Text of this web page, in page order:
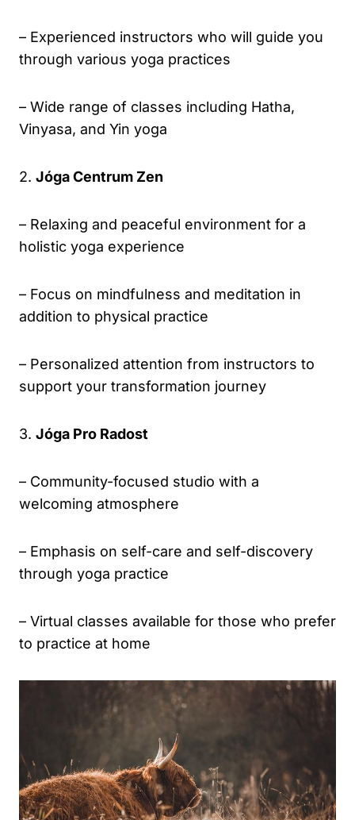
– Experienced instructors who will guide you
through various yoga practices
– Wide range of classes including Hatha,
Vinyasa, and Yin yoga
2. Jóga Centrum Zen
– Relaxing and peaceful environment for a
holistic yoga experience
– Focus on mindfulness and meditation in
addition to physical practice
– Personalized attention from instructors to
support your transformation journey
3. Jóga Pro Radost
– Community-focused studio with a
welcoming atmosphere
– Emphasis on self-care and self-discovery
through yoga practice
– Virtual classes available for those who prefer
to practice at home